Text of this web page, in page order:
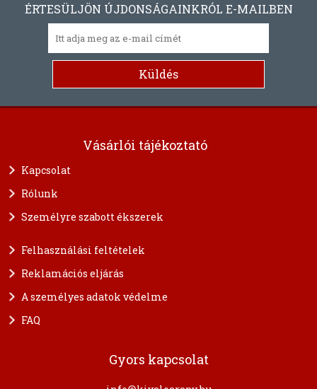
ÉRTESÜLJÖN ÚJDONSÁGAINKRÓL E-MAILBEN
Vásárlói tájékoztató
Kapcsolat
Rólunk
Személyre szabott ékszerek
Felhasználási feltételek
Reklamációs eljárás
A személyes adatok védelme
FAQ
Gyors kapcsolat